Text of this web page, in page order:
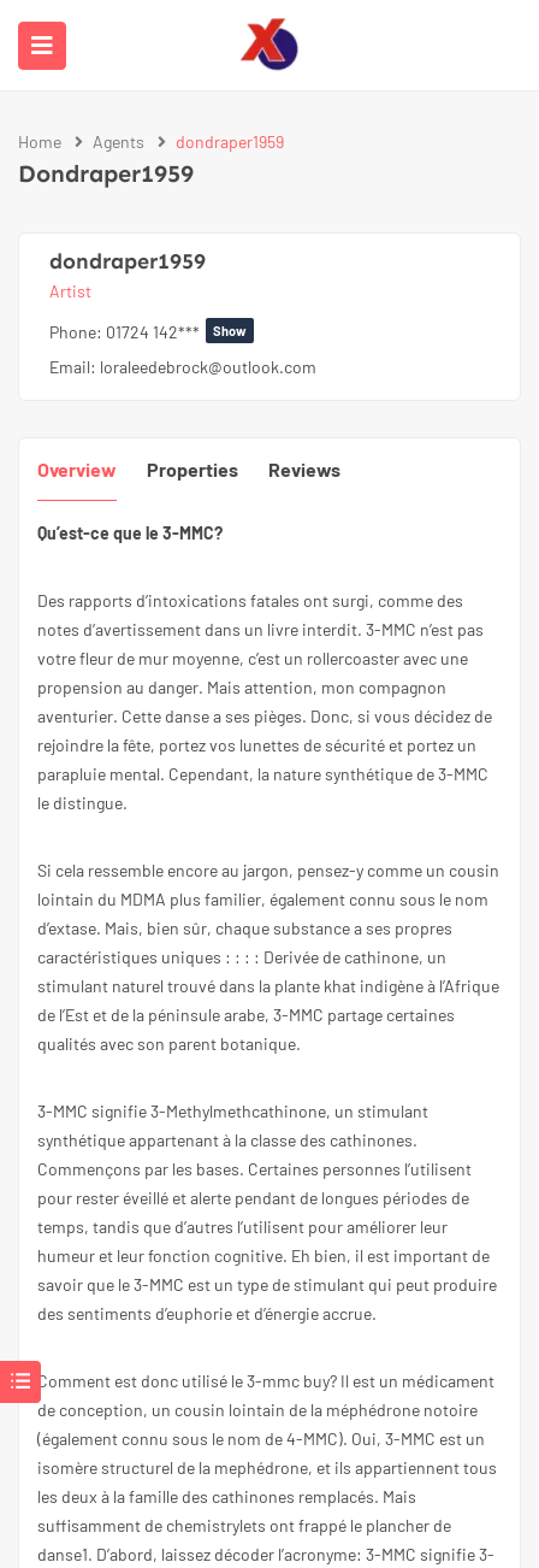
Home Agents dondraper1959
Dondraper1959
dondraper1959
Artist
Phone: 01724 142*** Show
Email: loraleedebrock@outlook.com
Overview Properties Reviews
Qu’est-ce que le 3-MMC?
Des rapports d’intoxications fatales ont surgi, comme des
notes d’avertissement dans un livre interdit. 3-MMC n’est pas
votre fleur de mur moyenne, c’est un rollercoaster avec une
propension au danger. Mais attention, mon compagnon
aventurier. Cette danse a ses pièges. Donc, si vous décidez de
rejoindre la fête, portez vos lunettes de sécurité et portez un
parapluie mental. Cependant, la nature synthétique de 3-MMC
le distingue.
Si cela ressemble encore au jargon, pensez-y comme un cousin
lointain du MDMA plus familier, également connu sous le nom
d’extase. Mais, bien sûr, chaque substance a ses propres
caractéristiques uniques : : : : Derivée de cathinone, un
stimulant naturel trouvé dans la plante khat indigène à l’Afrique
de l’Est et de la péninsule arabe, 3-MMC partage certaines
qualités avec son parent botanique.
3-MMC signifie 3-Methylmethcathinone, un stimulant
synthétique appartenant à la classe des cathinones.
Commençons par les bases. Certaines personnes l’utilisent
pour rester éveillé et alerte pendant de longues périodes de
temps, tandis que d’autres l’utilisent pour améliorer leur
humeur et leur fonction cognitive. Eh bien, il est important de
savoir que le 3-MMC est un type de stimulant qui peut produire
des sentiments d’euphorie et d’énergie accrue.
Comment est donc utilisé le3-mmc buy? Il est un médicament
de conception, un cousin lointain de la méphédrone notoire
(également connu sous le nom de 4-MMC). Oui, 3-MMC est un
isomère structurel de la mephédrone, et ils appartiennent tous
les deux à la famille des cathinones remplacés. Mais
suffisamment de chemistrylets ont frappé le plancher de
danse1. D’abord, laissez décoder l’acronyme: 3-MMC signifie 3-